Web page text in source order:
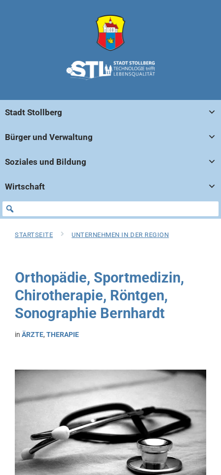
Stadt Stollberg
Bürger und Verwaltung
Soziales und Bildung
Wirtschaft
STARTSEITE UNTERNEHMEN IN DER REGION
Orthopädie, Sportmedizin,
Chirotherapie, Röntgen,
Sonographie Bernhardt
in ÄRZTE, THERAPIE